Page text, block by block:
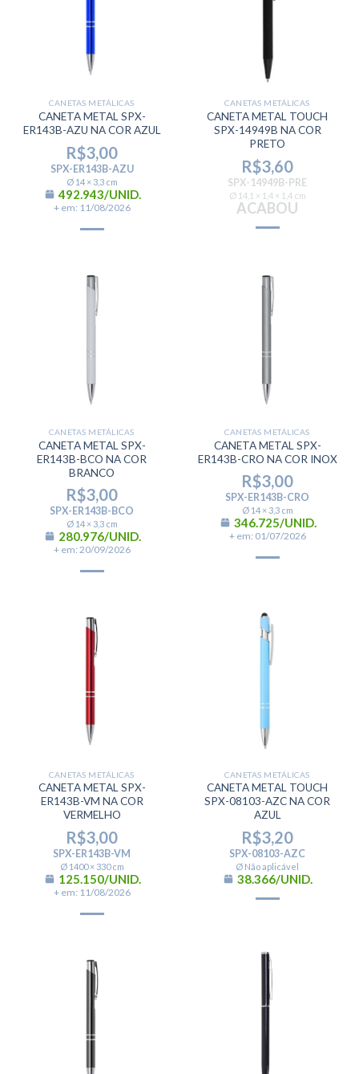
CANETAS METÁLICAS
CANETA METAL SPX-
ER143B-AZU NA COR AZUL
R$3,00
SPX-ER143B-AZU
Ø 14 × 3,3 cm
492.943/UNID.
+ em: 11/08/2026
CANETAS METÁLICAS
CANETA METAL TOUCH
SPX-14949B NA COR
PRETO
R$3,60
SPX-14949B-PRE
Ø 14,1 × 1,4 × 1,4 cm
ACABOU
CANETAS METÁLICAS
CANETA METAL SPX-
ER143B-BCO NA COR
BRANCO
R$3,00
SPX-ER143B-BCO
Ø 14 × 3,3 cm
280.976/UNID.
+ em: 20/09/2026
CANETAS METÁLICAS
CANETA METAL SPX-
ER143B-CRO NA COR INOX
R$3,00
SPX-ER143B-CRO
Ø 14 × 3,3 cm
346.725/UNID.
+ em: 01/07/2026
CANETAS METÁLICAS
CANETA METAL SPX-
ER143B-VM NA COR
VERMELHO
R$3,00
SPX-ER143B-VM
Ø 1400 × 330 cm
125.150/UNID.
+ em: 11/08/2026
CANETAS METÁLICAS
CANETA METAL TOUCH
SPX-08103-AZC NA COR
AZUL
R$3,20
SPX-08103-AZC
Ø Não aplicável
38.366/UNID.